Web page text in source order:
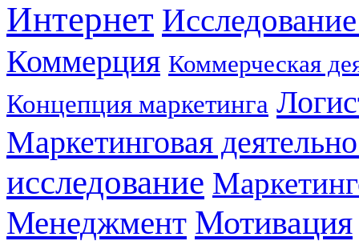
Интернет
Коммерция Коммерческая
Концепция маркетинга
Маркетинговая
исследование
Менеджмент Мотивация